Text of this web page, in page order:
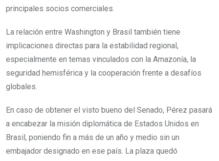
principales socios comerciales.
La relación entre Washington y Brasil también tiene
implicaciones directas para la estabilidad regional,
especialmente en temas vinculados con la Amazonía, la
seguridad hemisférica y la cooperación frente a desafíos
globales.
En caso de obtener el visto bueno del Senado, Pérez pasará
a encabezar la misión diplomática de Estados Unidos en
Brasil, poniendo fin a más de un año y medio sin un
embajador designado en ese país. La plaza quedó